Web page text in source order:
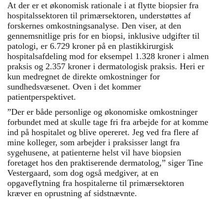
At der er et økonomisk rationale i at flytte biopsier fra
hospitalssektoren til primærsektoren, understøttes af
forskernes omkostningsanalyse. Den viser, at den
gennemsnitlige pris for en biopsi, inklusive udgifter til
patologi, er 6.729 kroner på en plastikkirurgisk
hospitalsafdeling mod for eksempel 1.328 kroner i almen
praksis og 2.357 kroner i dermatologisk praksis. Heri er
kun medregnet de direkte omkostninger for
sundhedsvæsenet. Oven i det kommer
patientperspektivet.
”Der er både personlige og økonomiske omkostninger
forbundet med at skulle tage fri fra arbejde for at komme
ind på hospitalet og blive opereret. Jeg ved fra flere af
mine kolleger, som arbejder i praksisser langt fra
sygehusene, at patienterne helst vil have biopsien
foretaget hos den praktiserende dermatolog,” siger Tine
Vestergaard, som dog også medgiver, at en
opgaveflytning fra hospitalerne til primærsektoren
kræver en oprustning af sidstnævnte.